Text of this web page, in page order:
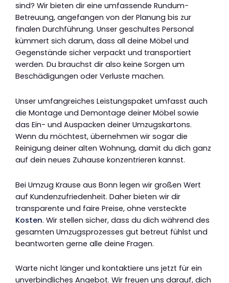
sind? Wir bieten dir eine umfassende Rundum-
Betreuung, angefangen von der Planung bis zur
finalen Durchführung. Unser geschultes Personal
kümmert sich darum, dass all deine Möbel und
Gegenstände sicher verpackt und transportiert
werden. Du brauchst dir also keine Sorgen um
Beschädigungen oder Verluste machen.
Unser umfangreiches Leistungspaket umfasst auch
die Montage und Demontage deiner Möbel sowie
das Ein- und Auspacken deiner Umzugskartons.
Wenn du möchtest, übernehmen wir sogar die
Reinigung deiner alten Wohnung, damit du dich ganz
auf dein neues Zuhause konzentrieren kannst.
Bei Umzug Krause aus Bonn legen wir großen Wert
auf Kundenzufriedenheit. Daher bieten wir dir
transparente und faire Preise, ohne versteckte
Kosten. Wir stellen sicher, dass du dich während des
gesamten Umzugsprozesses gut betreut fühlst und
beantworten gerne alle deine Fragen.
Warte nicht länger und kontaktiere uns jetzt für ein
unverbindliches Angebot. Wir freuen uns darauf, dich